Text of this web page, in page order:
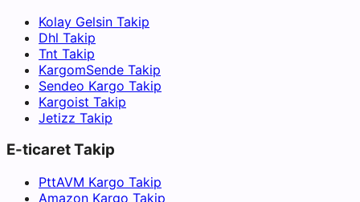
Kolay Gelsin Takip
Dhl Takip
Tnt Takip
KargomSende Takip
Sendeo Kargo Takip
Kargoist Takip
Jetizz Takip
E-ticaret Takip
PttAVM Kargo Takip
Amazon Kargo Takip